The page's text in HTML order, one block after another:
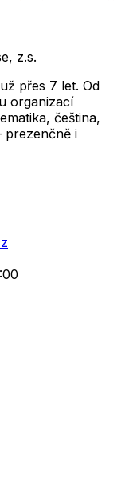
z.s.
přes 7 let. Od
organizací
čeština,
prezenčně i